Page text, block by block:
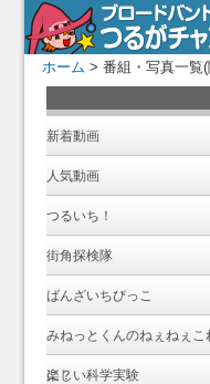
ホーム > 番組・写真一覧
新着動画
人気動画
つるいち！
街角探検隊
ばんざいちびっこ
みねっとくんのねぇねぇこ
に？
楽しい科学実験